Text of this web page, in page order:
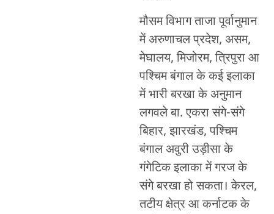
मौसम विभाग ताजा पूर्वानुमान
में अरुणाचल प्रदेश, असम,
मेघालय, मिजोरम, त्रिपुरा आ
पश्चिम बंगाल के कई इलाका
में भारी बरखा के अनुमान
लगवले बा. एकरा संगे-संगे
बिहार, झारखंड, पश्चिम
बंगाल अवुरी उड़ीसा के
गंगेटिक इलाका में गरज के
संगे बरखा हो सकता। केरल,
तटीय क्षेत्र आ कर्नाटक के